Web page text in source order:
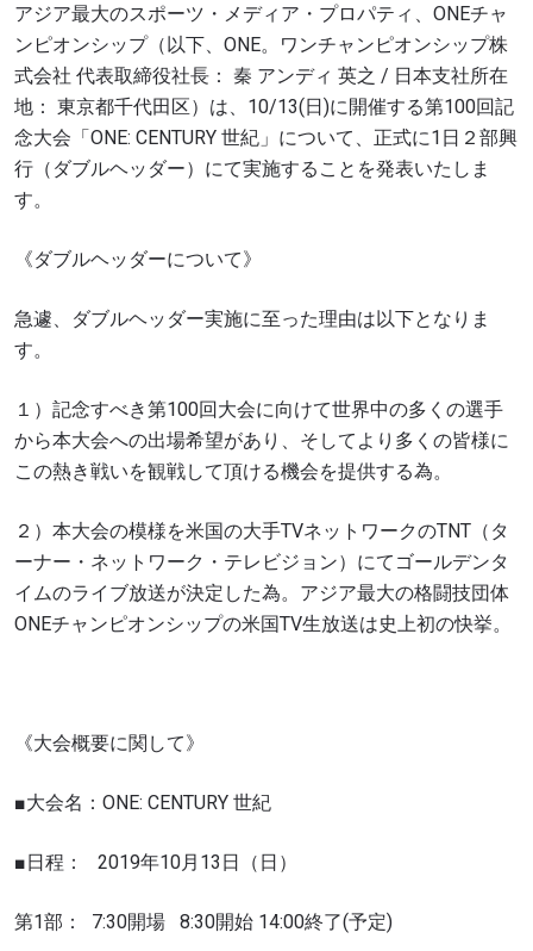
アジア最大のスポーツ・メディア・プロパティ、ONEチャ
ンピオンシップ（以下、ONE。ワンチャンピオンシップ株
式会社 代表取締役社長： 秦 アンディ 英之 / 日本支社所在
地： 東京都千代田区）は、10/13(日)に開催する第100回記
念大会「ONE: CENTURY 世紀」について、正式に1日２部興
行（ダブルヘッダー）にて実施することを発表いたしま
す。
《ダブルヘッダーについて》
急遽、ダブルヘッダー実施に至った理由は以下となりま
す。
１）記念すべき第100回大会に向けて世界中の多くの選手
から本大会への出場希望があり、そしてより多くの皆様に
この熱き戦いを観戦して頂ける機会を提供する為。
２）本大会の模様を米国の大手TVネットワークのTNT（タ
ーナー・ネットワーク・テレビジョン）にてゴールデンタ
イムのライブ放送が決定した為。アジア最大の格闘技団体
ONEチャンピオンシップの米国TV生放送は史上初の快挙。
《大会概要に関して》
■大会名：ONE: CENTURY 世紀
■日程： 2019年10月13日（日）
第1部： 7:30開場 8:30開始 14:00終了(予定)